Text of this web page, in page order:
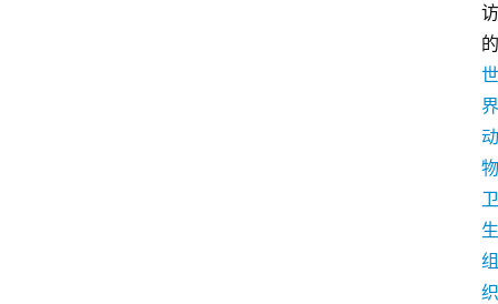
访
的
世
界
动
物
卫
生
组
织